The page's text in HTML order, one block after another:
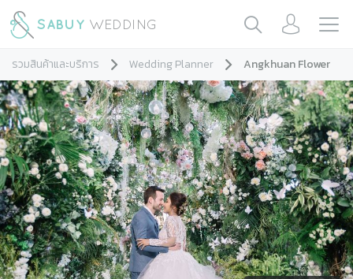
รวมสินค้าและบริการ Wedding Planner Angkhuan Flower